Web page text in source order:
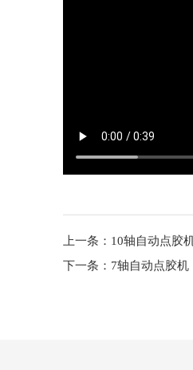
上一条：10轴自动点胶
下一条：7轴自动点胶机